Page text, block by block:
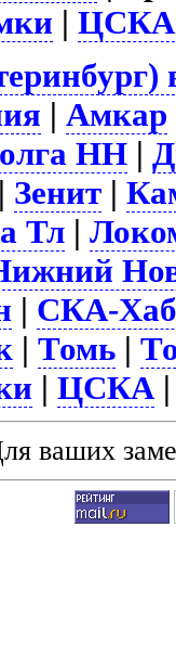
|ЦСКА
|Амкар
НН |
| Зенит |
Тл |
| СКА-
|Томь |
|ЦСКА
ваших